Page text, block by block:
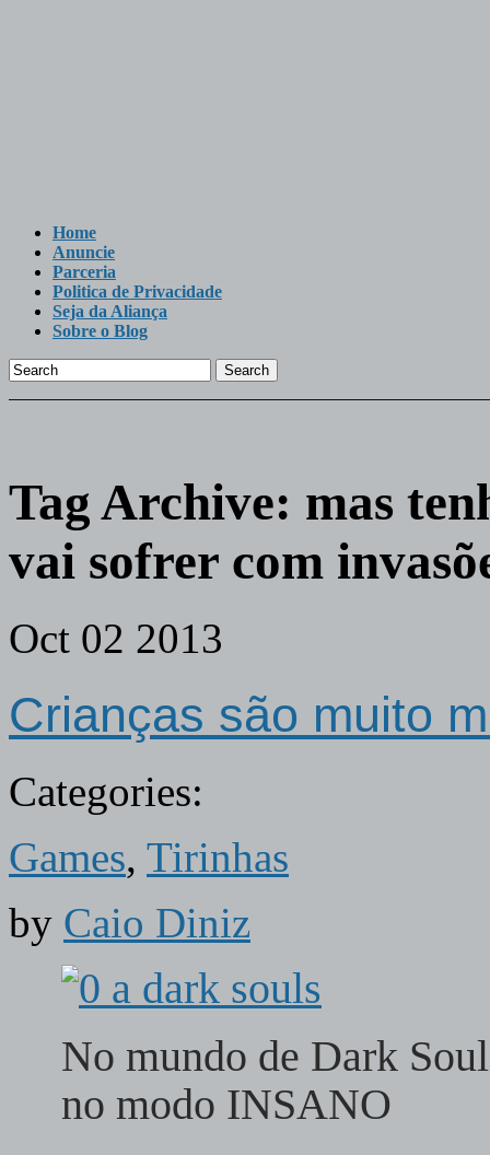
Home
Anuncie
Parceria
Politica de Privacidade
Seja da Aliança
Sobre o Blog
Search
Tag Archive: mas
vai sofrer com
Oct 02 2013
Crianças são muito
Categories:
Games, Tirinhas
by Caio Diniz
No mundo de Dark
no modo INSANO